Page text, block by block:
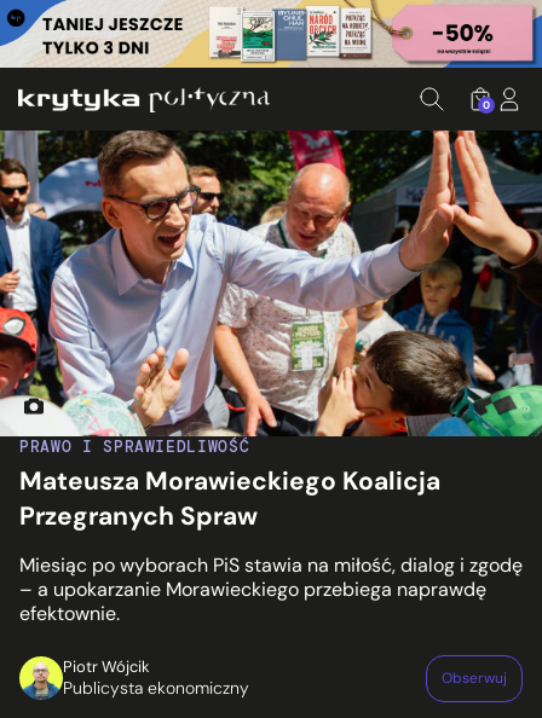
0
PRAWO I SPRAWIEDLIWOŚĆ
Mateusza Morawieckiego Koalicja
Przegranych Spraw
Miesiąc po wyborach PiS stawia na miłość, dialog i zgodę
– a upokarzanie Morawieckiego przebiega naprawdę
efektownie.
Piotr Wójcik
Publicysta ekonomiczny Obserwuj
Mateusz Morawiecki. Fot. KPRM/Flickr.com